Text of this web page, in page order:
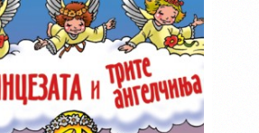
Додај во желби
Додај за споредба